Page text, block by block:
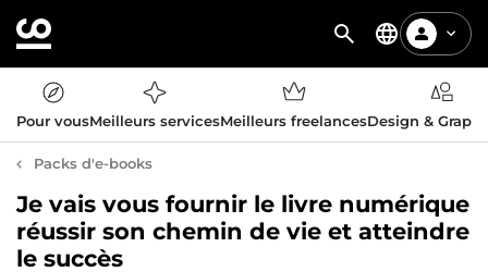
Pour vousMeilleurs servicesMeilleurs freelancesDesign &
Packs d'e-books
Je vais vous fournir le livre numérique
réussir son chemin de vie et atteindre
le succès